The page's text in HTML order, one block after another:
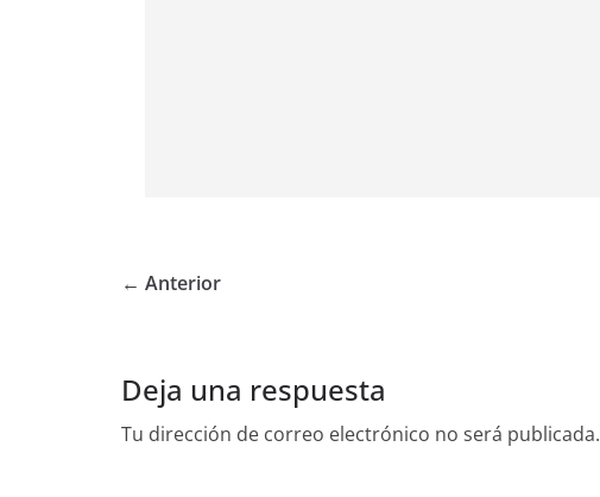
← Anterior
Deja una respuesta
Tu dirección de correo electrónico no será publicada.